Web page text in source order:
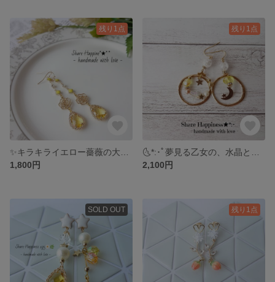
残り1点
1,800円
残り1点
2,100円
SOLD OUT 残り1点